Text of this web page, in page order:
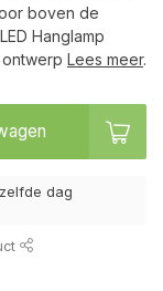
boven de
Hanglamp
Lees meer.
dag